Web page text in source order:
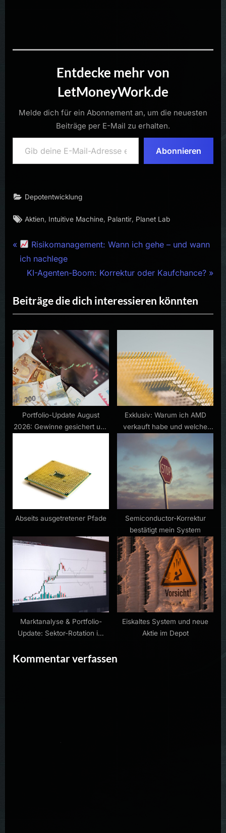
Entdecke mehr von
LetMoneyWork.de
Melde dich für ein Abonnement an, um die neuesten
Beiträge per E-Mail zu erhalten.
Gib deine E-Mail-Adresse ein ...
Abonnieren
Depotentwicklung
Tags:
Aktien Intuitive Machine Palantir Planet Lab
Beitragsnavigation
P
r
i
o
u
s
P
o
s
t
Risikomanagement: Wann ich gehe – und wann
ich nachlege
N
x
t
P
o
s
t
:
KI-Agenten-Boom: Korrektur oder Kaufchance?
Beiträge die dich interessieren könnten
Portfolio-Update August
2026: Gewinne gesichert und
Exklusiv: Warum ich AMD
verkauft habe und welche
Aktie ich als nächstes kaufe
Abseits ausgetretener Pfade
Semiconductor-Korrektur
bestätigt mein System
Marktanalyse & Portfolio-
Update: Sektor-Rotation im
Eiskaltes System und neue
Aktie im Depot
Kommentar verfassen